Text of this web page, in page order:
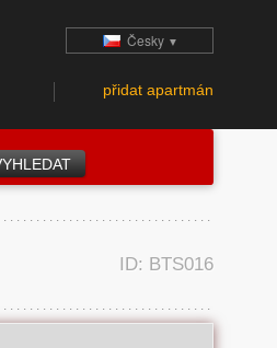
Česky ▼
přidat apartmán
ID: BTS016